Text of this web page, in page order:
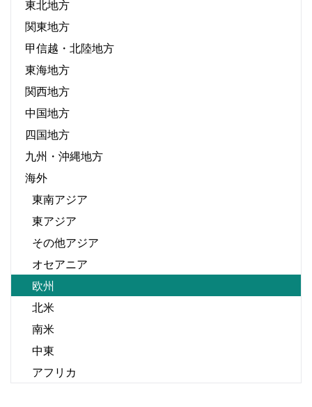
東北地方
関東地方
甲信越・北陸地方
東海地方
関西地方
中国地方
四国地方
九州・沖縄地方
海外
東南アジア
東アジア
その他アジア
オセアニア
欧州
北米
南米
中東
アフリカ